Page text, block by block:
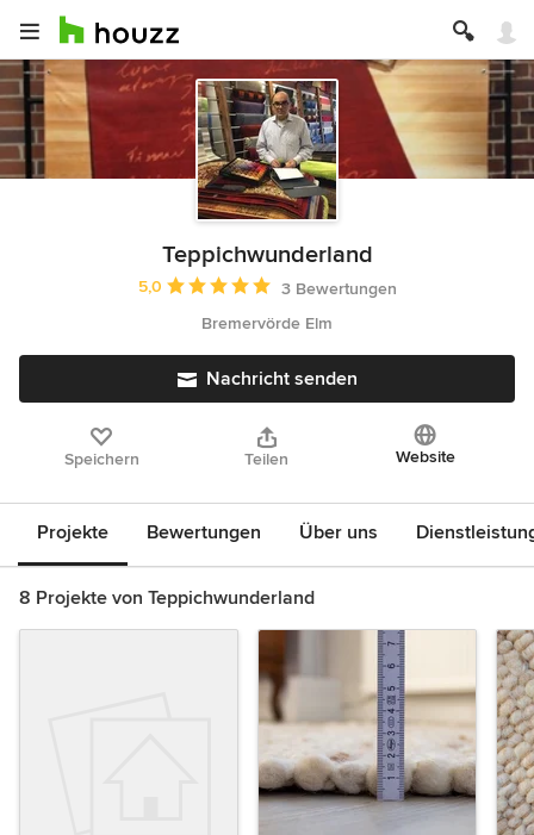
Teppichwunderland
Durchschnittliche Bewertung: 5 von 5 Sternen
5,0
3 Bewertungen
Bremervörde Elm
Nachricht senden
Speichern Teilen Website
Projekte Bewertungen Über uns
8 Projekte von Teppichwunderland